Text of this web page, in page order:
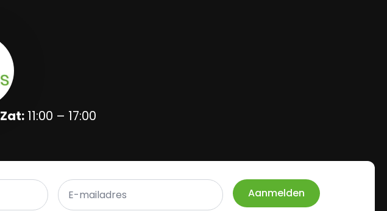
Zat:11:00 – 17:00
E-
mailadres
*
Aanmelden